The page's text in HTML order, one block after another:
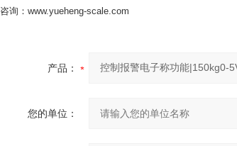
咨询： www.yueheng-scale.com
产品：
您的单位：